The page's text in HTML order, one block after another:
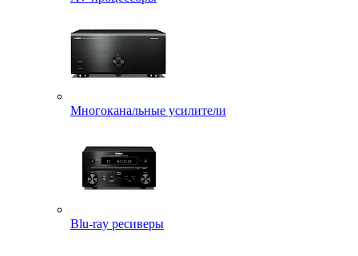
Многоканальные усилители
Blu-ray ресиверы